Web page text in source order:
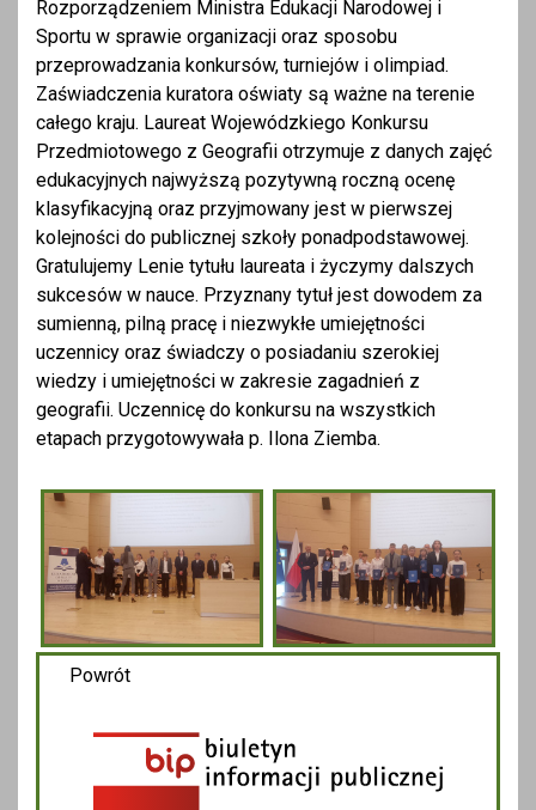
Rozporządzeniem Ministra Edukacji Narodowej i
Sportu w sprawie organizacji oraz sposobu
przeprowadzania konkursów, turniejów i olimpiad.
Zaświadczenia kuratora oświaty są ważne na terenie
całego kraju. Laureat Wojewódzkiego Konkursu
Przedmiotowego z Geografii otrzymuje z danych zajęć
edukacyjnych najwyższą pozytywną roczną ocenę
klasyfikacyjną oraz przyjmowany jest w pierwszej
kolejności do publicznej szkoły ponadpodstawowej.
Gratulujemy Lenie tytułu laureata i życzymy dalszych
sukcesów w nauce. Przyznany tytuł jest dowodem za
sumienną, pilną pracę i niezwykłe umiejętności
uczennicy oraz świadczy o posiadaniu szerokiej
wiedzy i umiejętności w zakresie zagadnień z
geografii. Uczennicę do konkursu na wszystkich
etapach przygotowywała p. Ilona Ziemba.
Powrót